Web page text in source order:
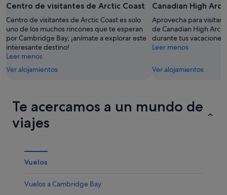
-
8
ago
la
noche,
8
ago
-
9
ago
este
fin
de
semana,
7
ago
-
Centro de visitantes de Arctic Coast
Centro de visitantes de Arctic Coast es solo
uno de los muchos rincones que te esperan
por Cambridge Bay, ¡anímate a explorar este
interesante destino!
Leer menos
Ver alojamientos
Canadian High
Aprovecha para visitar
de Canadian High
durante tus
Leer menos
Ver alojamientos
Te acercamos a un mundo de
viajes
Vuelos
Vuelos a Cambridge Bay